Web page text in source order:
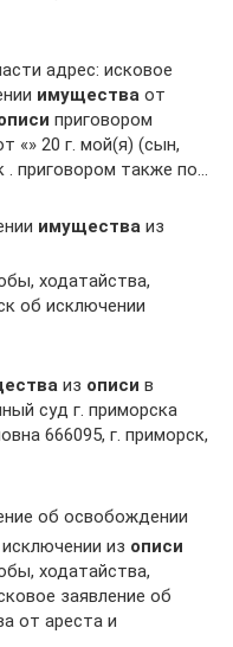
адрес: исковое
имущества от
приговором
«» 20 г. мой(я) (сын,
приговором также по…
имущества из
ходатайства,
об исключении
из описи в
суд г. приморска
666095, г. приморск,
об освобождении
из описи
ходатайства,
заявление об
от ареста и